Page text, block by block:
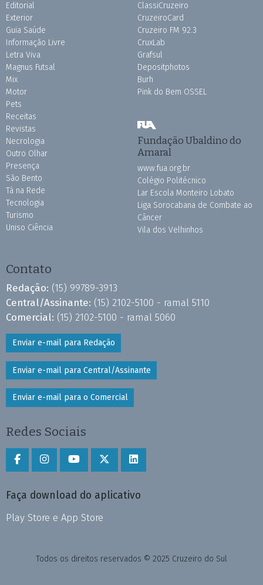
Editorial
Exterior
Guia Saúde
Informação Livre
Letra Viva
Magnus Futsal
Mix
Motor
Pets
Receitas
Revistas
Necrologia
Outro Olhar
Presença
São Bento
Tá na Rede
Tecnologia
Turismo
Uniso Ciência
ClassiCruzeiro
CruzeiroCard
Cruzeiro FM 92.3
CruxLab
Grafsul
Depositphotos
Burh
Pink do Bem OSSEL
Fundação Ubaldino do
Amaral
www.fua.org.br
Colégio Politécnico
Lar Escola Monteiro Lobato
Liga Sorocabana de Combate ao
Câncer
Vila dos Velhinhos
Contato
Redação: (15) 99789-3913
Central/Assinante: (15) 2102-5100 - ramal 5110
Comercial: (15) 2102-5100 - ramal 5060
Enviar e-mail para Redação
Enviar e-mail para Central/Assinante
Enviar e-mail para o Comercial
Redes Sociais
Faça download do aplicativo
Play Store e App Store
Todos os direitos reservados © 2025 Cruzeiro do Sul